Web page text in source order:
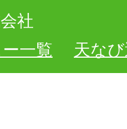
社
一覧
天な